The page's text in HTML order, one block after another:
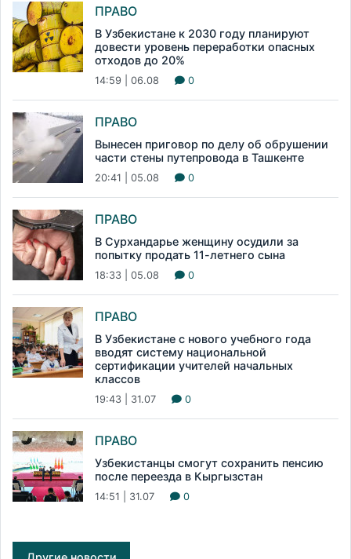
ПРАВО
В Узбекистане к 2030 году планируют
довести уровень переработки опасных
отходов до 20%
14:59 | 06.08 0
ПРАВО
Вынесен приговор по делу об обрушении
части стены путепровода в Ташкенте
20:41 | 05.08 0
ПРАВО
В Сурхандарье женщину осудили за
попытку продать 11-летнего сына
18:33 | 05.08 0
ПРАВО
В Узбекистане с нового учебного года
вводят систему национальной
сертификации учителей начальных
классов
19:43 | 31.07 0
ПРАВО
Узбекистанцы смогут сохранить пенсию
после переезда в Кыргызстан
14:51 | 31.07 0